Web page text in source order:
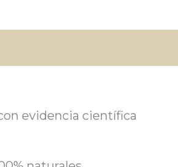
evidencia científica